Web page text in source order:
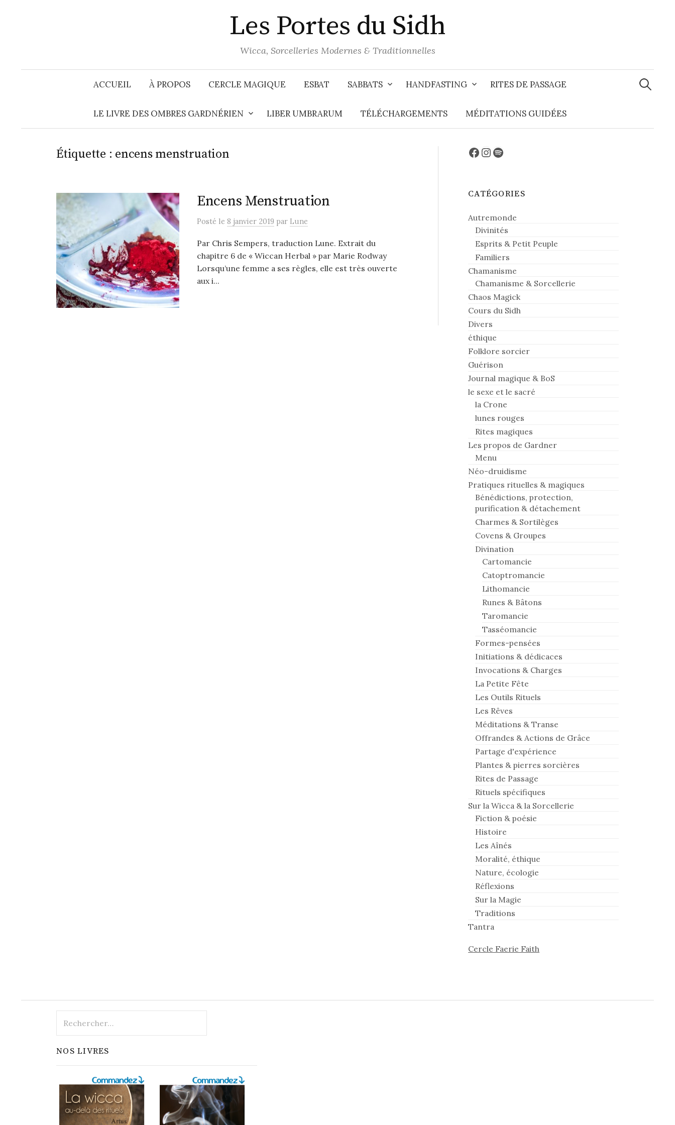
Les Portes du Sidh
Wicca, Sorcelleries Modernes & Traditionnelles
ACCUEIL À PROPOS CERCLE MAGIQUE ESBAT SABBATS HANDFASTING RITES DE PASSAGE
LE LIVRE DES OMBRES GARDNÉRIEN LIBER UMBRARUM TÉLÉCHARGEMENTS MÉDITATIONS GUIDÉES
Étiquette : encens menstruation
Encens Menstruation
Posté le 8 janvier 2019 par Lune
Par Chris Sempers, traduction Lune. Extrait du
chapitre 6 de « Wiccan Herbal » par Marie Rodway
Lorsqu’une femme a ses règles, elle est très ouverte
aux i...
Facebook
Instagram
Spotify
CATÉGORIES
Autremonde
Divinités
Esprits & Petit Peuple
Familiers
Chamanisme
Chamanisme & Sorcellerie
Chaos Magick
Cours du Sidh
Divers
éthique
Folklore sorcier
Guérison
Journal magique & BoS
le sexe et le sacré
la Crone
lunes rouges
Rites magiques
Les propos de Gardner
Menu
Néo-druidisme
Pratiques rituelles & magiques
Bénédictions, protection,
purification & détachement
Charmes & Sortilèges
Covens & Groupes
Divination
Cartomancie
Catoptromancie
Lithomancie
Runes & Bâtons
Taromancie
Tasséomancie
Formes-pensées
Initiations & dédicaces
Invocations & Charges
La Petite Fête
Les Outils Rituels
Les Rêves
Méditations & Transe
Offrandes & Actions de Grâce
Partage d'expérience
Plantes & pierres sorcières
Rites de Passage
Rituels spécifiques
Sur la Wicca & la Sorcellerie
Fiction & poésie
Histoire
Les Aînés
Moralité, éthique
Nature, écologie
Réflexions
Sur la Magie
Traditions
Tantra
Cercle Faerie Faith
NOS LIVRES